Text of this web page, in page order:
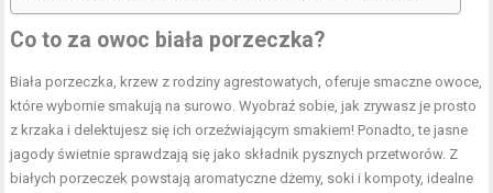
Co to za owoc biała porzeczka?
Biała porzeczka, krzew z rodziny agrestowatych, oferuje smaczne owoce,
które wybornie smakują na surowo. Wyobraź sobie, jak zrywasz je prosto
z krzaka i delektujesz się ich orzeźwiającym smakiem! Ponadto, te jasne
jagody świetnie sprawdzają się jako składnik pysznych przetworów. Z
białych porzeczek powstają aromatyczne dżemy, soki i kompoty, idealne